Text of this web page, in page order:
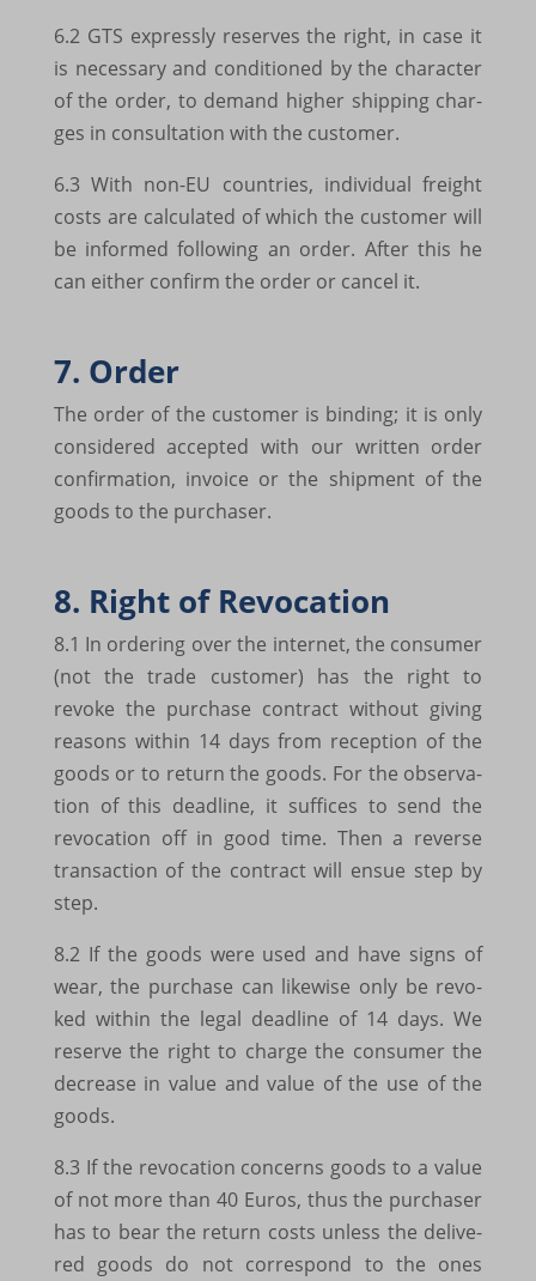
6.2 GTS expres­sly reser­ves the right, in case it
is neces­sary and condi­ti­o­ned by the charac­ter
of the order, to demand higher ship­ping char­
ges in consulta­tion with the custo­mer.
6.3 With non-EU coun­tries, indi­vi­dual freight
costs are calcu­la­ted of which the custo­mer will
be infor­med follo­wing an order. After this he
can either confirm the order or cancel it.
7. Order
The order of the custo­mer is binding; it is only
consi­de­red accep­ted with our writ­ten order
confir­ma­tion, invoice or the ship­ment of the
goods to the purcha­ser.
8. Right of Revo­ca­tion
8.1 In orde­ring over the inter­net, the consu­mer
(not the trade custo­mer) has the right to
revoke the purchase contract without giving
reasons within 14 days from recep­tion of the
goods or to return the goods. For the obser­va­
tion of this dead­line, it suffi­ces to send the
revo­ca­tion off in good time. Then a reverse
trans­ac­tion of the contract will ensue step by
step.
8.2 If the goods were used and have signs of
wear, the purchase can like­wise only be revo­
ked within the legal dead­line of 14 days. We
reserve the right to charge the consu­mer the
decrease in value and value of the use of the
goods.
8.3 If the revo­ca­tion concerns goods to a value
of not more than 40 Euros, thus the purcha­ser
has to bear the return costs unless the deli­ve­
red goods do not corres­pond to the ones
www.google.ba
www.google.be
www.google.bg
www.google.ch
www.google.co.kr
www.google.co.ma
www.google.com.bo
www.google.com.br
www.google.com.eg
www.google.com.gi
www.google.com.my
www.google.com.ng
www.google.com.pa
www.google.com.sa
www.google.com.tr
www.google.com.ua
www.google.de